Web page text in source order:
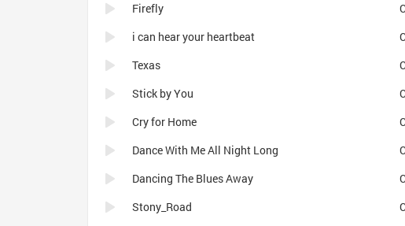
Firefly
i can hear your heartbeat
Texas
Stick by You
Cry for Home
Dance With Me All Night Long
Dancing The Blues Away
Stony_Road